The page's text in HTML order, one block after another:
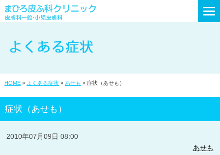
診療時間・アクセス
クリニック紹介
スポーツとよはし等：掲載
小児皮膚科
HOME» よくある症状» あせも » 症状（あせも）
症状（あせも）
2010年07月09日 08:00
あせも